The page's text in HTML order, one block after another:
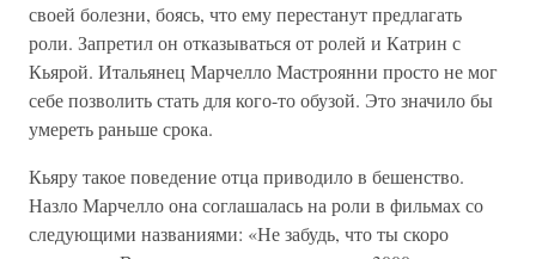
своей болезни, боясь, что ему перестанут предлагать
роли. Запретил он отказываться от ролей и Катрин с
Кьярой. Итальянец Марчелло Мастроянни просто не мог
себе позволить стать для кого-то обузой. Это значило бы
умереть раньше срока.
Кьяру такое поведение отца приводило в бешенство.
Назло Марчелло она соглашалась на роли в фильмах со
следующими названиями: «Не забудь, что ты скоро